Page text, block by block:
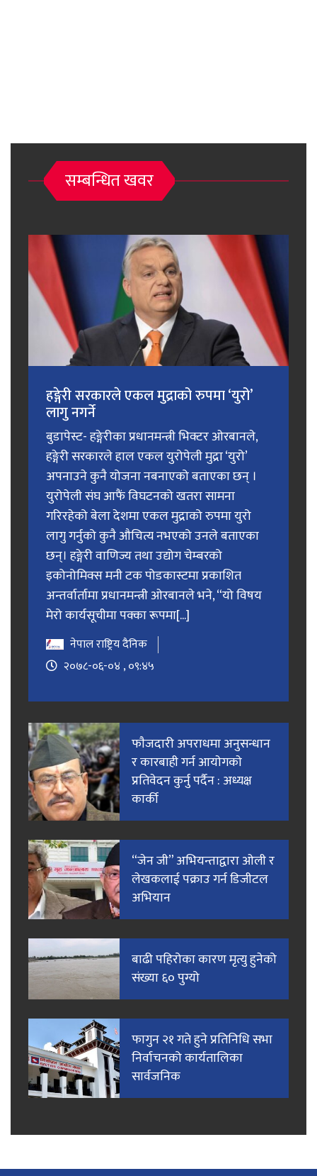
सम्बन्धित खवर
हङ्गेरी सरकारले एकल मुद्राको रुपमा ‘युरो’
लागु नगर्ने
बुडापेस्ट- हङ्गेरीका प्रधानमन्त्री भिक्टर ओरबानले,
हङ्गेरी सरकारले हाल एकल युरोपेली मुद्रा ‘युरो’
अपनाउने कुनै योजना नबनाएको बताएका छन् ।
युरोपेली संघ आफैं विघटनको खतरा सामना
गरिरहेको बेला देशमा एकल मुद्राको रुपमा युरो
लागु गर्नुको कुनै औचित्य नभएको उनले बताएका
छन्। हङ्गेरी वाणिज्य तथा उद्योग चेम्बरको
इकोनोमिक्स मनी टक पोडकास्टमा प्रकाशित
अन्तर्वार्तामा प्रधानमन्त्री ओरबानले भने, “यो विषय
मेरो कार्यसूचीमा पक्का रूपमा[...]
नेपाल राष्ट्रिय दैनिक
२०७८-०६-०४ , ०९:४५
फाैजदारी अपराधमा अनुसन्धान
र कारबाही गर्न आयाेगकाे
प्रतिवेदन कुर्नु पर्दैन : अध्यक्ष
कार्की
“जेन जी” अभियन्ताद्वारा ओली र
लेखकलाई पक्राउ गर्न डिजीटल
अभियान
बाढी पहिरोका कारण मृत्यु हुनेको
संख्या ६० पुग्यो
फागुन २१ गते हुने प्रतिनिधि सभा
निर्वाचनको कार्यतालिका
सार्वजनिक